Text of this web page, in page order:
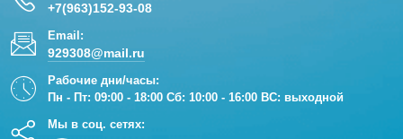
+7(963)152-93-08
Email:
929308@mail.ru
Рабочие дни/часы:
Пн - Пт: 09:00 - 18:00 Сб: 10:00 - 16:00 ВС: выходной
Мы в соц. сетях: